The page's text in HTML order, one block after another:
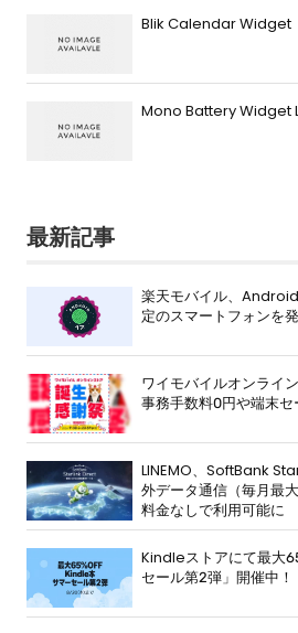
Blik Calendar Widget
Mono Battery Widget
最新記事
楽天モバイル、
定のスマートフォンを
ワイモバイルオンライ
事務手数料0円や端末セ
LINEMO、SoftBank
外データ通信（毎月最
料金なしで利用可能に
Kindleストアにて最大
セール第2弾」開催中！